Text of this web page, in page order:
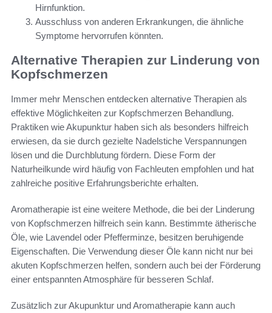
Hirnfunktion.
Ausschluss von anderen Erkrankungen, die ähnliche
Symptome hervorrufen könnten.
Alternative Therapien zur Linderung von
Kopfschmerzen
Immer mehr Menschen entdecken alternative Therapien als
effektive Möglichkeiten zur Kopfschmerzen Behandlung.
Praktiken wie Akupunktur haben sich als besonders hilfreich
erwiesen, da sie durch gezielte Nadelstiche Verspannungen
lösen und die Durchblutung fördern. Diese Form der
Naturheilkunde wird häufig von Fachleuten empfohlen und hat
zahlreiche positive Erfahrungsberichte erhalten.
Aromatherapie ist eine weitere Methode, die bei der Linderung
von Kopfschmerzen hilfreich sein kann. Bestimmte ätherische
Öle, wie Lavendel oder Pfefferminze, besitzen beruhigende
Eigenschaften. Die Verwendung dieser Öle kann nicht nur bei
akuten Kopfschmerzen helfen, sondern auch bei der Förderung
einer entspannten Atmosphäre für besseren Schlaf.
Zusätzlich zur Akupunktur und Aromatherapie kann auch